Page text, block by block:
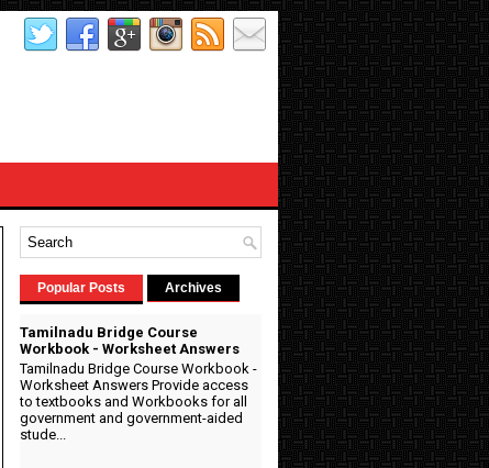
Popular Posts Archives
Tamilnadu Bridge Course
Workbook - Worksheet Answers
Tamilnadu Bridge Course Workbook -
Worksheet Answers Provide access
to textbooks and Workbooks for all
government and government-aided
stude...